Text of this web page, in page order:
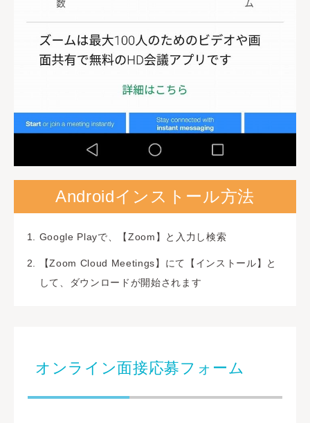
Androidインストール方法
Google Playで、【Zoom】と入力し検索
【Zoom Cloud Meetings】にて【インストール】と
して、ダウンロードが開始されます
オンライン面接応募フォーム